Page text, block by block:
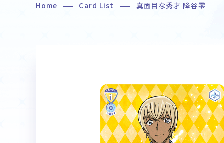
Event
イベント
Home Card List 真面目な秀才 降谷零